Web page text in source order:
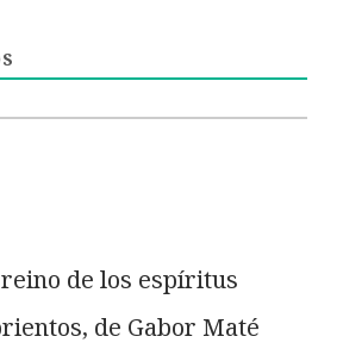
de los espíritus
de Gabor Maté